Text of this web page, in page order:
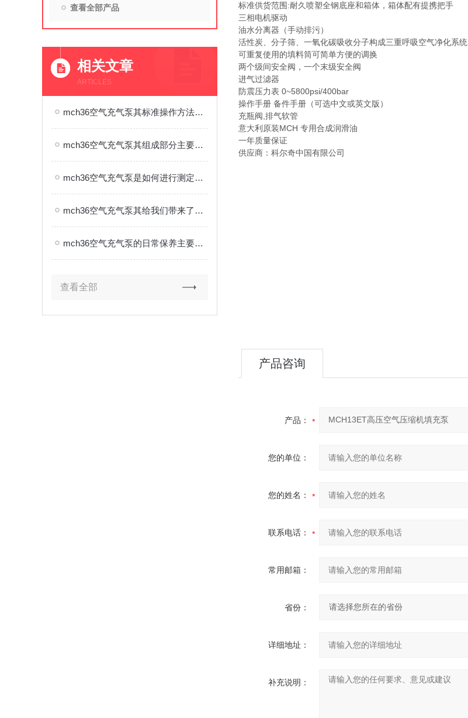
查看全部产品
相关文章
ARTICLES
mch36空气充气泵其标准操作方法与流程如下
mch36空气充气泵其组成部分主要可以划分为以下几个核心系统
mch36空气充气泵是如何进行测定的呢？
mch36空气充气泵其给我们带来了怎样的优点呢？
mch36空气充气泵的日常保养主要包括以下几个方面
查看全部
标准供货范围:耐久喷塑全钢底座和箱体，箱体配有提携把手
三相电机驱动
油水分离器（手动排污）
活性炭、分子筛、一氧化碳吸收分子构成三重呼吸空气净化系统
可重复使用的填料筒可简单方便的调换
两个级间安全阀，一个末级安全阀
进气过滤器
防震压力表 0~5800psi/400bar
操作手册 备件手册（可选中文或英文版）
充瓶阀,排气软管
意大利原装MCH 专用合成润滑油
一年质量保证
供应商：科尔奇中国有限公司
产品咨询
产品：
您的单位：
您的姓名：
联系电话：
常用邮箱：
省份：
详细地址：
补充说明：